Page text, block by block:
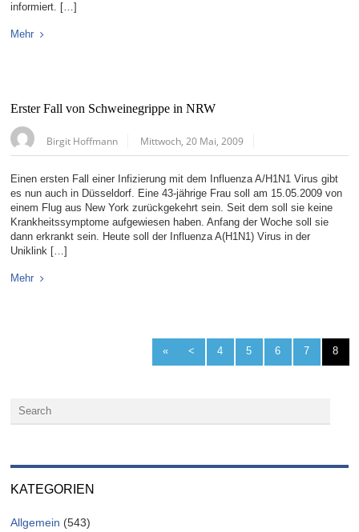
informiert. […]
Mehr
Erster Fall von Schweinegrippe in NRW
Birgit Hoffmann Mittwoch, 20 Mai, 2009
Einen ersten Fall einer Infizierung mit dem Influenza A/H1N1 Virus gibt
es nun auch in Düsseldorf. Eine 43-jährige Frau soll am 15.05.2009 von
einem Flug aus New York zurückgekehrt sein. Seit dem soll sie keine
Krankheitssymptome aufgewiesen haben. Anfang der Woche soll sie
dann erkrankt sein. Heute soll der Influenza A(H1N1) Virus in der
Uniklink […]
Mehr
« < 4 5 6 7 8
KATEGORIEN
Allgemein (543)